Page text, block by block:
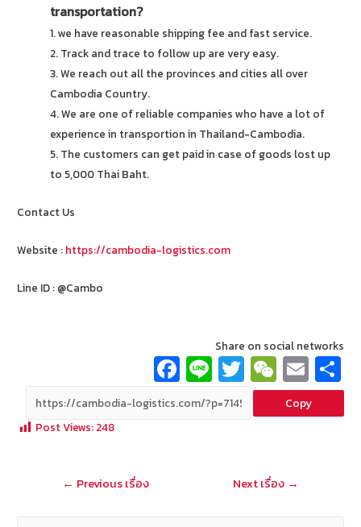
transportation?
1. we have reasonable shipping fee and fast service.
2. Track and trace to follow up are very easy.
3. We reach out all the provinces and cities all over
Cambodia Country.
4. We are one of reliable companies who have a lot of
experience in transportion in Thailand-Cambodia.
5. The customers can get paid in case of goods lost up
to 5,000 Thai Baht.
Contact Us
Website : https://cambodia-logistics.com
Line ID : @Cambo
Share on social networks
Fa
ce
b
Li
n
e
T
wi
tt
W
e
C
at
E
m
ai
Copy
Post Views: 248
แนะแนว
← Previous เรื่อง Next เรื่อง →